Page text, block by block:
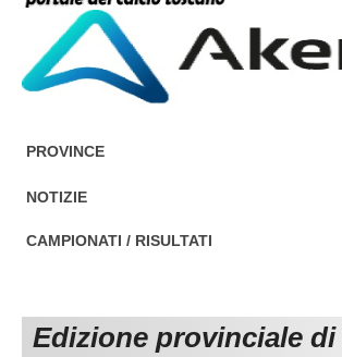
Accedi / Registrati
PROVINCE
EDIZIONE:
AREZZO
GROSSETO
NOTIZIE
NOTIZIE:
Le iniziative di TOSCANA GOL
CAMPIONATI / RISULTATI
NAZIONALI
Edizione provinciale di